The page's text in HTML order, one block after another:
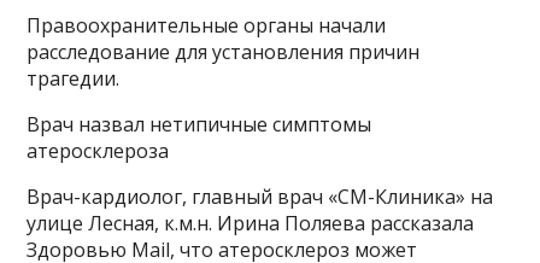
Правоохранительные органы начали
расследование для установления причин
трагедии.
Врач назвал нетипичные симптомы
атеросклероза
Врач-кардиолог, главный врач «СМ-Клиника» на
улице Лесная, к.м.н. Ирина Поляева рассказала
Здоровью Mail, что атеросклероз может